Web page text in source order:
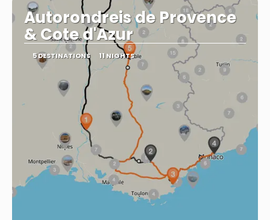
Autorondreis de Provence
& Cote d'Azur
5 DESTINATIONS 11 NIGHTS